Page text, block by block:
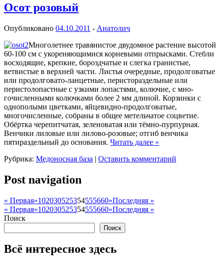
Осот розовый
Опубликовано 04.10.2011 - Анатолич
Многолетнее травянистое дву­домное растение высотой
60-100 см с укореняющимися корневыми от­прысками. Стебли
восходящие, креп­кие, бороздчатые и слегка гранис­тые,
ветвистые в верхней части. Ли­стья очередные, продолговатые
или продолговато-ланцетные, перисто­раздельные или
перистолопастные с узкими лопастями, колючие, с мно­
гочисленными колючками более 2 мм длиной. Корзинки с
однополыми цветками, яйцевидно-продолгова­тые,
многочисленные, собраны в об­щее метельчатое соцветие.
Обёрт­ка черепитчатая, зеленоватая или тёмно-пурпурная.
Венчики лиловые или лилово-розовые; отгиб венчика
пятираздельный до основания. Читать далее »
Рубрика: Медоносная база | Оставить комментарий
Post navigation
« Первая«102030525354555660»Последняя »
« Первая«102030525354555660»Последняя »
Поиск
Поиск
Всё интересное здесь